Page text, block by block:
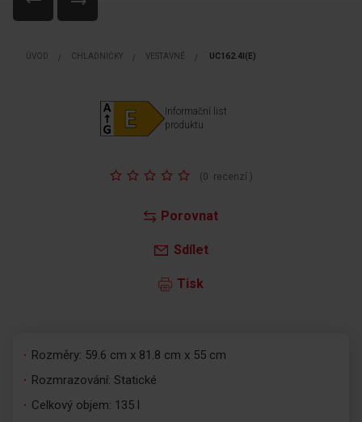
ÚVOD CHLADNIČKY VESTAVNÉ UC162.4I(E)
Porovnat
Sdílet
Tisk
Hodnocení: (0 recenzí )
Informační list
produktu
Rozměry: 59.6 cm x 81.8 cm x 55 cm
Rozmrazování: Statické
Celkový objem: 135 l